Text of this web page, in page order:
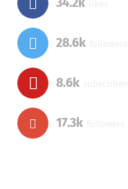
28.6k
8.6k
17.3k